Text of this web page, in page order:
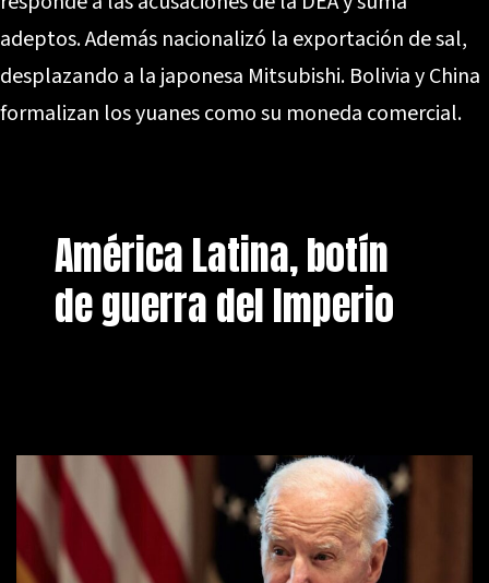
adeptos. Además nacionalizó la exportación de sal,
desplazando a la japonesa Mitsubishi. Bolivia y China
formalizan los yuanes como su moneda comercial.
América Latina, botín
de guerra del Imperio